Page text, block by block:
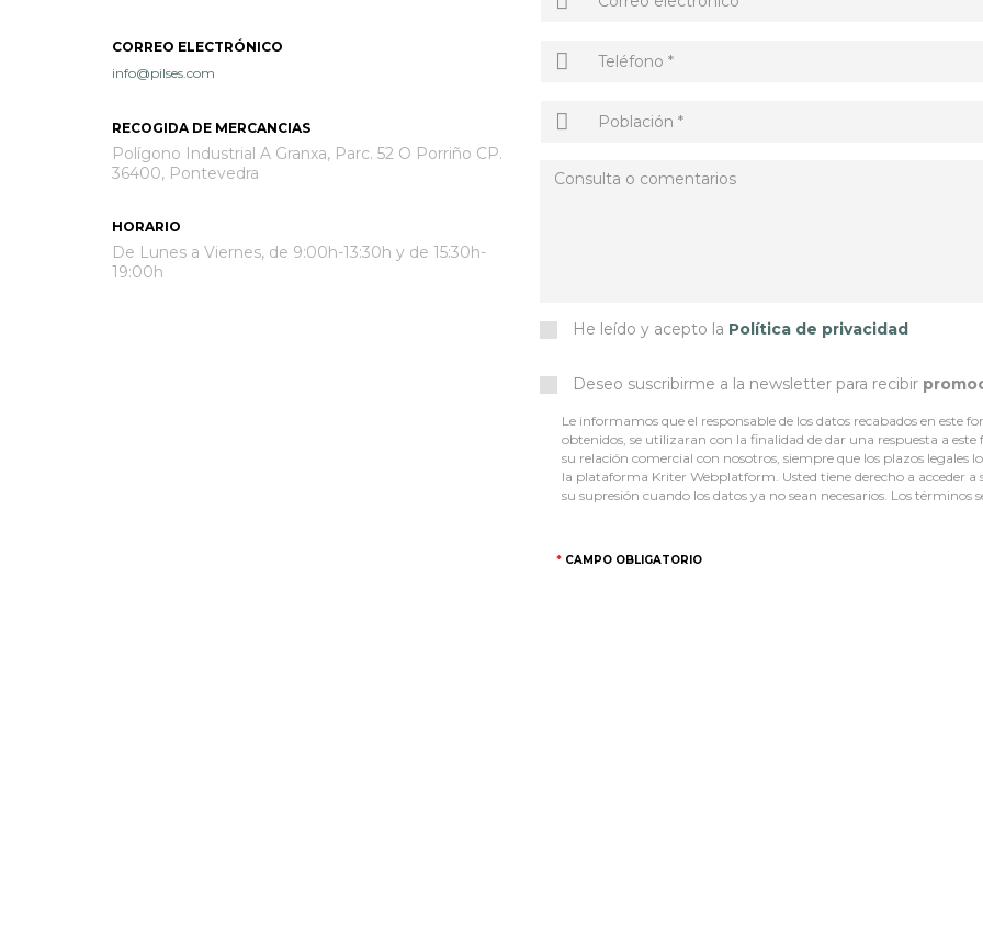
CORREO ELECTRÓNICO
info@pilses.com
RECOGIDA DE MERCANCIAS
Polígono Industrial A Granxa, Parc. 52 O Porriño CP.
36400, Pontevedra
HORARIO
De Lunes a Viernes, de 9:00h-13:30h y de 15:30h-
19:00h
He leído y acepto la Política de privacidad
Deseo suscribirme a la newsletter para recibir
Le informamos que el responsable de los datos recabados en este
obtenidos, se utilizaran con la finalidad de dar una respuesta a
su relación comercial con nosotros, siempre que los plazos legales
la plataforma Kriter Webplatform. Usted tiene derecho a acceder a
su supresión cuando los datos ya no sean necesarios. Los términos
CAMPO OBLIGATORIO